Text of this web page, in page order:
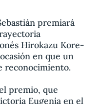
premiará
Hirokazu Kore-
en que un
reconocimiento.
premio, que
Eugenia en el